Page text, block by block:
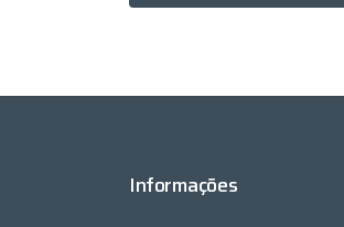
Informações